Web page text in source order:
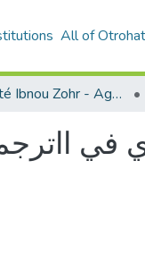
All of
Université Ibnou Zohr - Agadir
في